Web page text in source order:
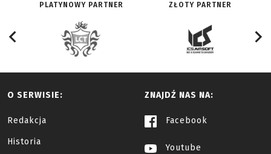
PLATYNOWY PARTNER ZŁOTY PARTNER
O SERWISIE:
Redakcja
Historia
ZNAJDŹ NAS NA:
Facebook
Youtube